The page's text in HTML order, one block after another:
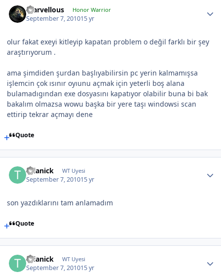
marvellous Honor Warrior
September 7, 201015 yr
olur fakat exeyi kitleyip kapatan problem o değil farklı bir şey
araştırıyorum .
ama şimdiden şurdan başlıyabilirsin pc yerin kalmamışsa
işlemcin çok ısınır oyıunu açmak için yeterli boş alana
bulamadıgından exe dosyasını kapatıyor olabilir buna bi bak
bakalım olmazsa wowu başka bir yere taşı windowsi scan
ettirip tekrar açmayı dene
Quote
thianick WT Uyesi
September 7, 201015 yr
son yazdıklarını tam anlamadım
Quote
thianick WT Uyesi
September 7, 201015 yr